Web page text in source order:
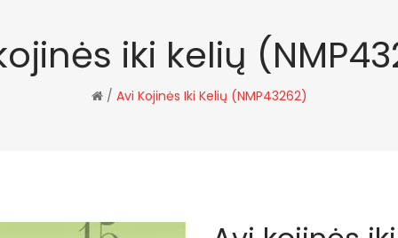
iki kelių
/ Avi Kojinės Iki Kelių (NMP43262)